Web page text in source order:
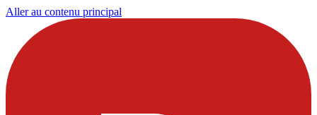
Aller au contenu principal